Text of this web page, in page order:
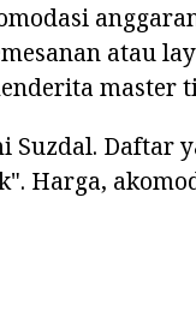
atau
master
Daftar
Harga,